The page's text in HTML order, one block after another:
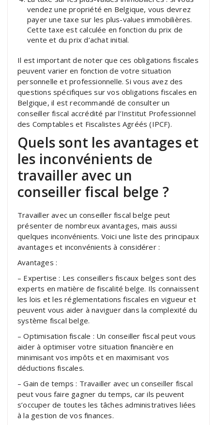
vendez une propriété en Belgique, vous devrez
payer une taxe sur les plus-values immobilières.
Cette taxe est calculée en fonction du prix de
vente et du prix d’achat initial.
Il est important de noter que ces obligations fiscales
peuvent varier en fonction de votre situation
personnelle et professionnelle. Si vous avez des
questions spécifiques sur vos obligations fiscales en
Belgique, il est recommandé de consulter un
conseiller fiscal accrédité par l’Institut Professionnel
des Comptables et Fiscalistes Agréés (IPCF).
Quels sont les avantages et
les inconvénients de
travailler avec un
conseiller fiscal belge ?
Travailler avec un conseiller fiscal belge peut
présenter de nombreux avantages, mais aussi
quelques inconvénients. Voici une liste des principaux
avantages et inconvénients à considérer :
Avantages :
– Expertise : Les conseillers fiscaux belges sont des
experts en matière de fiscalité belge. Ils connaissent
les lois et les réglementations fiscales en vigueur et
peuvent vous aider à naviguer dans la complexité du
système fiscal belge.
– Optimisation fiscale : Un conseiller fiscal peut vous
aider à optimiser votre situation financière en
minimisant vos impôts et en maximisant vos
déductions fiscales.
– Gain de temps : Travailler avec un conseiller fiscal
peut vous faire gagner du temps, car ils peuvent
s’occuper de toutes les tâches administratives liées
à la gestion de vos finances.